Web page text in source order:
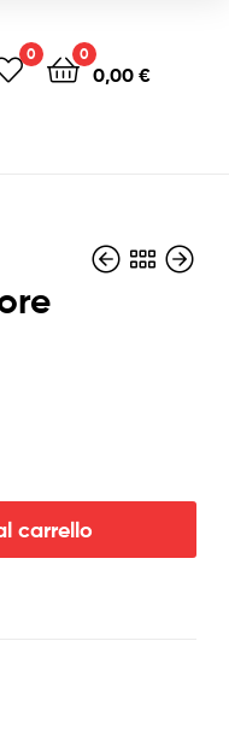
0 0
0,00 €
carrello